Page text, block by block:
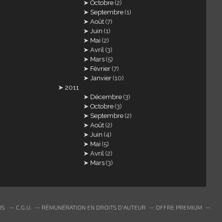
Octobre (2)
Septembre (1)
Août (7)
Juin (1)
Mai (2)
Avril (3)
Mars (5)
Février (7)
Janvier (10)
2011
Décembre (3)
Octobre (3)
Septembre (2)
Août (2)
Juin (4)
Mai (5)
Avril (2)
Mars (3)
C.G.U. RÉMUNÉRATION EN DROITS D'AUTEUR
OFFRE PREMIUM